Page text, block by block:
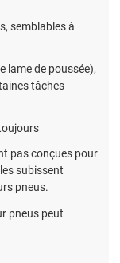
semblables à
lame de poussée),
tâches
pas conçues pour
subissent
pneus.
pneus peut